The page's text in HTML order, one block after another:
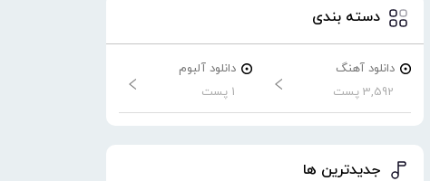
دسته بندی
دانلود آهنگ
3,592 پست
دانلود آلبوم
1 پست
جدیدترین ها